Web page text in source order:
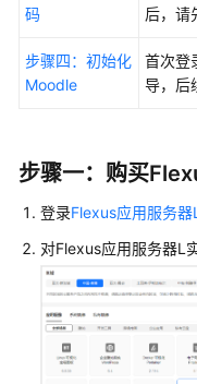
面
管
理
务
器
码
后，请
步骤四：初始化
Moodle
首次登
导，后
步骤一：购买
登录Flexus应用服务器
对Flexus应用服务器L